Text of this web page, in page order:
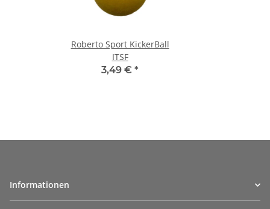
Roberto Sport KickerBall
ITSF
3,49 € *
Informationen